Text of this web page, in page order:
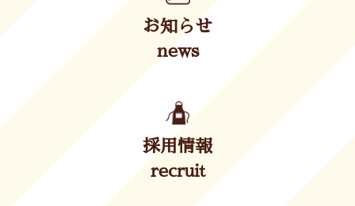
お知らせ
news
採用情報
recruit